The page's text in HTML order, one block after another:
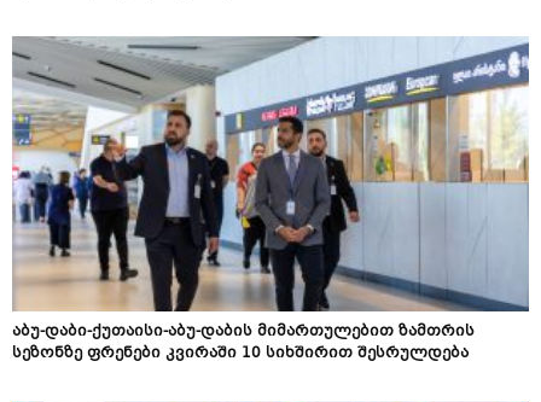
აბუ-დაბი-ქუთაისი-აბუ-დაბის მიმართულებით ზამთრის
სეზონზე ფრენები კვირაში 10 სიხშირით შესრულდება